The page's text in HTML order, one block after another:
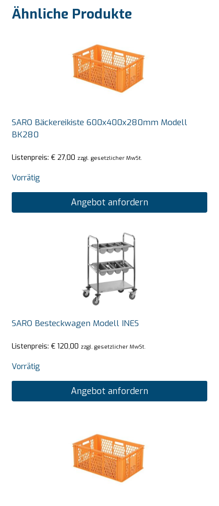
Ähnliche Produkte
SARO Bäckereikiste 600x400x280mm Modell
BK280
Listenpreis: € 27,00 zzgl. gesetzlicher MwSt.
Vorrätig
Angebot anfordern
SARO Besteckwagen Modell INES
Listenpreis: € 120,00 zzgl. gesetzlicher MwSt.
Vorrätig
Angebot anfordern